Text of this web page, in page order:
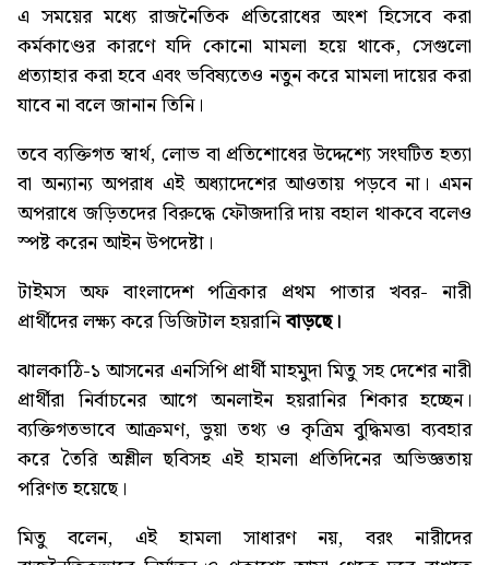
এ সময়ের মধ্যে রাজনৈতিক প্রতিরোধের অংশ হিসেবে করা
কর্মকাণ্ডের কারণে যদি কোনো মামলা হয়ে থাকে, সেগুলো
প্রত্যাহার করা হবে এবং ভবিষ্যতেও নতুন করে মামলা দায়ের করা
যাবে না বলে জানান তিনি।
তবে ব্যক্তিগত স্বার্থ, লোভ বা প্রতিশোধের উদ্দেশ্যে সংঘটিত হত্যা
বা অন্যান্য অপরাধ এই অধ্যাদেশের আওতায় পড়বে না। এমন
অপরাধে জড়িতদের বিরুদ্ধে ফৌজদারি দায় বহাল থাকবে বলেও
স্পষ্ট করেন আইন উপদেষ্টা।
টাইমস অফ বাংলাদেশ পত্রিকার প্রথম পাতার খবর- নারী
প্রার্থীদের লক্ষ্য করে ডিজিটাল হয়রানিবাড়ছে।
ঝালকাঠি-১ আসনের এনসিপি প্রার্থী মাহমুদা মিতু সহ দেশের নারী
প্রার্থীরা নির্বাচনের আগে অনলাইন হয়রানির শিকার হচ্ছেন।
ব্যক্তিগতভাবে আক্রমণ, ভুয়া তথ্য ও কৃত্রিম বুদ্ধিমত্তা ব্যবহার
করে তৈরি অশ্লীল ছবিসহ এই হামলা প্রতিদিনের অভিজ্ঞতায়
পরিণত হয়েছে।
মিতু বলেন, এই হামলা সাধারণ নয়, বরং নারীদের